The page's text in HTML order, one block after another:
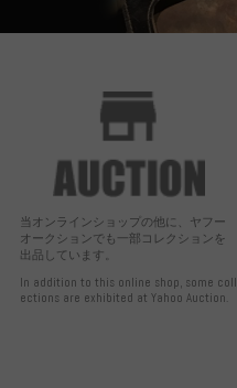
当オンラインショップの他に、ヤフー
オークションでも一部コレクションを
出品しています。
In addition to this online shop, some coll
ections are exhibited at Yahoo Auction.